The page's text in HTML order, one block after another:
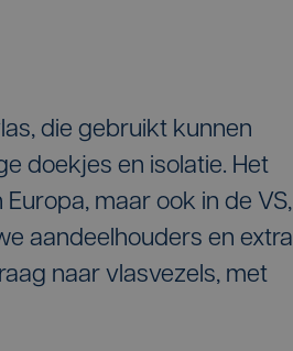
die gebruikt kunnen
doekjes en isolatie. Het
maar ook in de VS,
aandeelhouders en extra
naar vlasvezels, met